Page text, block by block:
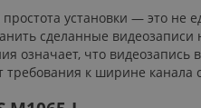
установки — это
сделанные видеозаписи
означает, что
требования к ширине канала